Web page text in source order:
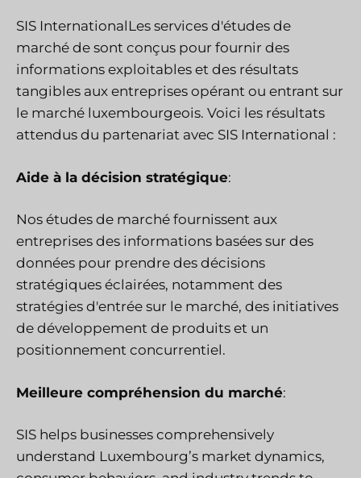
SIS International Les services d'études de
marché de sont conçus pour fournir des
informations exploitables et des résultats
tangibles aux entreprises opérant ou entrant sur
le marché luxembourgeois. Voici les résultats
attendus du partenariat avec SIS International :
Aide à la décision stratégique:
Nos études de marché fournissent aux
entreprises des informations basées sur des
données pour prendre des décisions
stratégiques éclairées, notamment des
stratégies d'entrée sur le marché, des initiatives
de développement de produits et un
positionnement concurrentiel.
Meilleure compréhension du marché:
SIS helps businesses comprehensively
understand Luxembourg’s market dynamics,